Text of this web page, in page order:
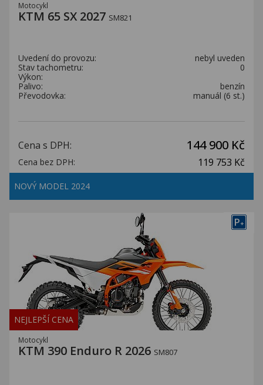
Motocykl
KTM 65 SX 2027 SM821
Uvedení do provozu:
nebyl uveden
Stav tachometru:
0
Výkon:
Palivo:
benzín
Převodovka:
manuál (6 st.)
Cena s DPH: 144 900 Kč
Cena bez DPH: 119 753 Kč
NOVÝ MODEL 2024
P+
NEJLEPŠÍ CENA
Motocykl
KTM 390 Enduro R 2026 SM807